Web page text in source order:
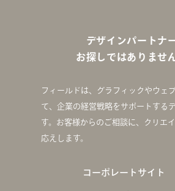
デザインパートナ
お探しではありませ
フィールドは、グラフィックやウェ
て、企業の経営戦略をサポートする
す。お客様からのご相談に、クリエ
応えします。
コーポレートサイト